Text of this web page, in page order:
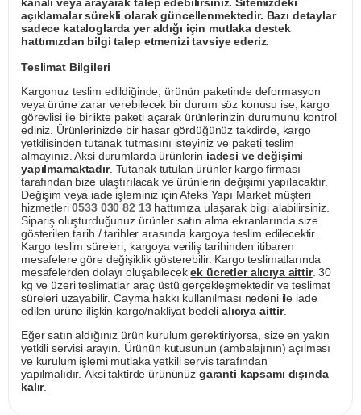
kanalı veya arayarak talep edebilirsiniz. Sitemizdeki
açıklamalar sürekli olarak güncellenmektedir. Bazı detaylar
sadece kataloglarda yer aldığı için mutlaka destek
hattımızdan bilgi talep etmenizi tavsiye ederiz.
Teslimat Bilgileri
Kargonuz teslim edildiğinde, ürünün paketinde deformasyon
veya ürüne zarar verebilecek bir durum söz konusu ise, kargo
görevlisi ile birlikte paketi açarak ürünlerinizin durumunu kontrol
ediniz. Ürünlerinizde bir hasar gördüğünüz takdirde, kargo
yetkilisinden tutanak tutmasını isteyiniz ve paketi teslim
almayınız. Aksi durumlarda ürünlerin iadesi ve değişimi
yapılmamaktadır. Tutanak tutulan ürünler kargo firması
tarafından bize ulaştırılacak ve ürünlerin değişimi yapılacaktır.
Değişim veya iade işleminiz için Afeks Yapı Market müşteri
hizmetleri0533 030 82 13hattımıza ulaşarak bilgi alabilirsiniz.
Sipariş oluşturduğunuz ürünler satın alma ekranlarında size
gösterilen tarih / tarihler arasında kargoya teslim edilecektir.
Kargo teslim süreleri, kargoya veriliş tarihinden itibaren
mesafelere göre değişiklik gösterebilir. Kargo teslimatlarında
mesafelerden dolayı oluşabilecekek ücretler alıcıya aittir. 30
kg ve üzeri teslimatlar araç üstü gerçekleşmektedir ve teslimat
süreleri uzayabilir. Cayma hakkı kullanılması nedeni ile iade
edilen ürüne ilişkin kargo/nakliyat bedeli alıcıya aittir.
Eğer satın aldığınız ürün kurulum gerektiriyorsa, size en yakın
yetkili servisi arayın. Ürünün kutusunun (ambalajının) açılması
ve kurulum işlemi mutlaka yetkili servis tarafından
yapılmalıdır. Aksi taktirde ürününüz garanti kapsamı dışında
kalır.